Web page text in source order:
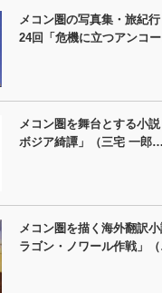
メコン圏の写真集・旅紀
24回「危機に立つアンコ
メコン圏を舞台とする小
ボジア綺譚」（三宅 一郎…
メコン圏を描く海外翻訳
ラゴン・ノワール作戦」